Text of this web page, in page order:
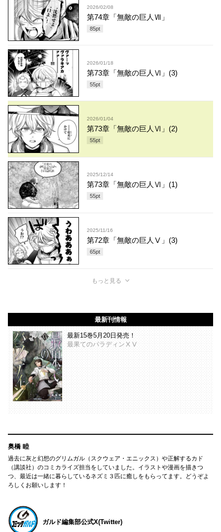
2026/02/08
第74章「無敵の巨人Ⅶ」
85pt
2026/01/18
第73章「無敵の巨人Ⅵ」(3)
55pt
2026/01/04
第73章「無敵の巨人Ⅵ」(2)
55pt
2025/12/14
第73章「無敵の巨人Ⅵ」(1)
55pt
2025/11/16
第72章「無敵の巨人Ⅴ」(3)
65pt
もっと見る
最新刊情報
最新15巻5月20日発売！
最果てのパラディンⅩⅤ
奥橋 睦
過去に灰と幻想のグリムガル（スクウェア・エニックス）や正解するカド
（講談社）のコミカライズ担当をしていました。イラストや漫画を描きつ
つ、最近は一緒に暮らしているネズミ３匹に癒しをもらってます。どうぞよ
ろしくお願いします！
ガルド編集部公式X(Twitter)